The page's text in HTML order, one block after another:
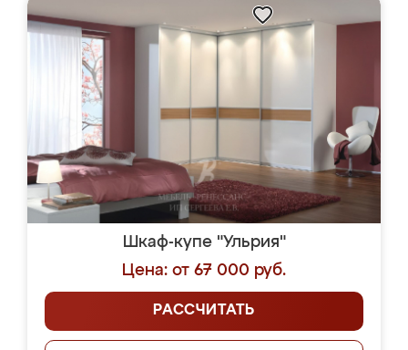
Шкаф-купе "Ульрия"
Цена: от 67 000 руб.
РАССЧИТАТЬ